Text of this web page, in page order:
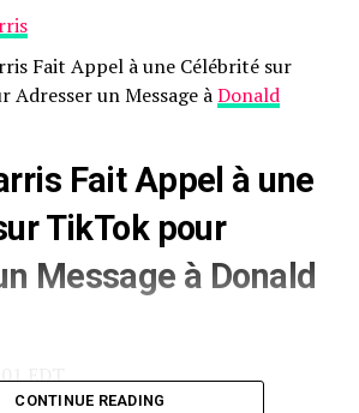
Fait Appel à une Célébrité sur
Adresser un Message àDonald
Fait Appel à une
TikTok pour
Message à Donald
EDT
CONTINUE READING